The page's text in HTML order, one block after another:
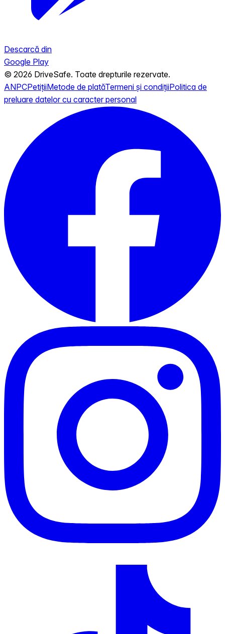
Descarcă din
Google Play
© 2026 DriveSafe. Toate drepturile rezervate.
ANPCPetițiiMetode de platăTermeni și condițiiPolitica de
preluare datelor cu caracter personal